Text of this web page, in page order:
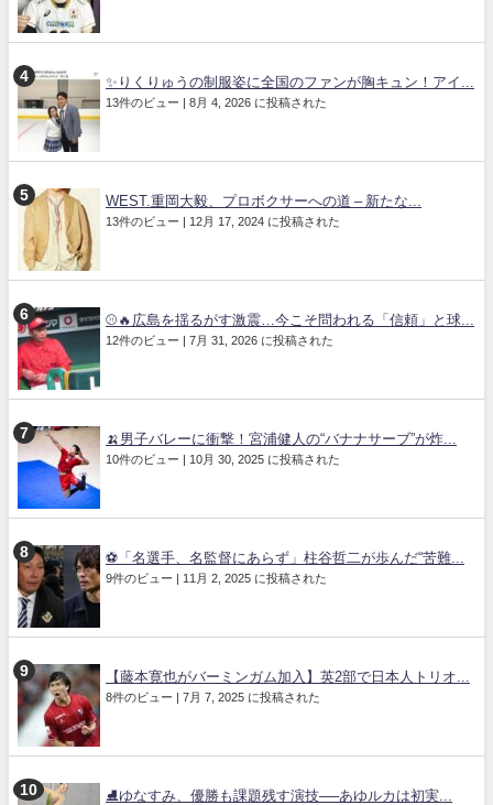
✨りくりゅうの制服姿に全国のファンが胸キュン！アイ...
13件のビュー 8月 4, 2026 に投稿された
WEST.重岡大毅、プロボクサーへの道 – 新たな...
13件のビュー 12月 17, 2024 に投稿された
⚾🔥広島を揺るがす激震…今こそ問われる「信頼」と球...
12件のビュー 7月 31, 2026 に投稿された
🍌男子バレーに衝撃！宮浦健人の“バナナサーブ”が炸...
10件のビュー 10月 30, 2025 に投稿された
⚽「名選手、名監督にあらず」柱谷哲二が歩んだ“苦難...
9件のビュー 11月 2, 2025 に投稿された
【藤本寛也がバーミンガム加入】英2部で日本人トリオ...
8件のビュー 7月 7, 2025 に投稿された
⛸️ゆなすみ、優勝も課題残す演技──あゆルカは初実...